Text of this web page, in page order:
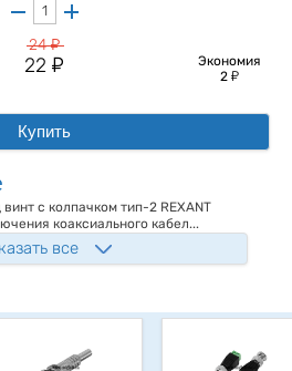
24у
22у
Экономия
2 у
Купить
с колпачком тип-2 REXANT
коаксиального кабел...
все